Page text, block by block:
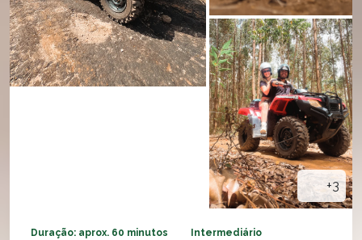
+3
Duração: aprox. 60 minutos Intermediário